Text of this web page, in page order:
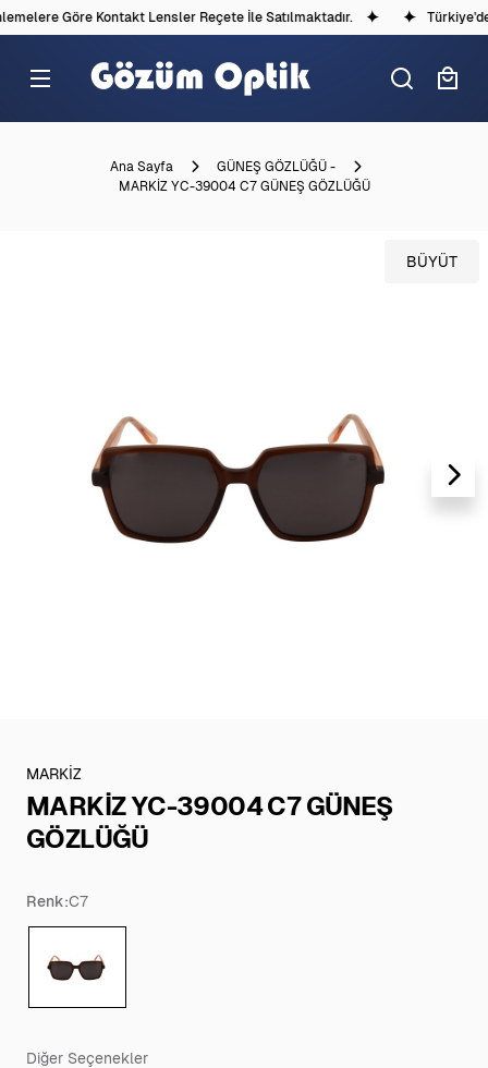
Göre Kontakt Lensler Reçete İle Satılmaktadır.
Ana Sayfa
GÜNEŞ GÖZLÜĞÜ -
MARKİZ YC-39004 C7 GÜNEŞ GÖZLÜĞÜ
BÜYÜT
MARKİZ
MARKİZ YC-39004 C7 GÜNEŞ
GÖZLÜĞÜ
Renk:C7
Diğer Seçenekler